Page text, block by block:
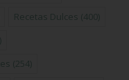
Recetas Dulces (400)
(254)